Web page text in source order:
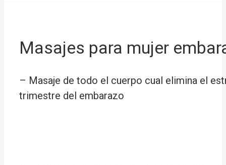
Masajes para mujer
– Masaje de todo el cuerpo cual elimina el
trimestre del embarazo